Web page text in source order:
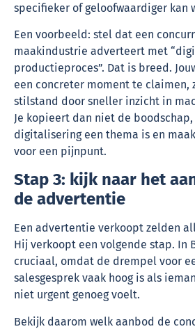
specifieker of geloofwaardiger kan
Een voorbeeld: stel dat een
maakindustrie adverteert met
productieproces”. Dat is breed.
een concreter moment te claimen,
stilstand door sneller inzicht in
Je kopieert dan niet de
digitalisering een thema is en
voor een pijnpunt.
Stap 3: kijk naar het
de advertentie
Een advertentie verkoopt zelden
Hij verkoopt een volgende stap. In
cruciaal, omdat de drempel voor
salesgesprek vaak hoog is als
niet urgent genoeg voelt.
Bekijk daarom welk aanbod de